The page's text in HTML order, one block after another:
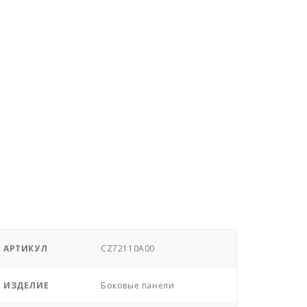
АРТИКУЛ CZ72110A00
ИЗДЕЛИЕ Боковые панели